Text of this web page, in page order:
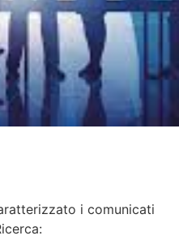
i comunicati